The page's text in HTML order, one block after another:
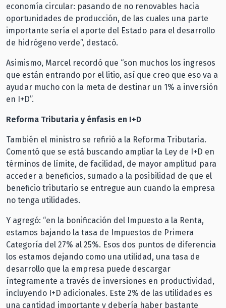
economía circular: pasando de no renovables hacia
oportunidades de producción, de las cuales una parte
importante sería el aporte del Estado para el desarrollo
de hidrógeno verde”, destacó.
Asimismo, Marcel recordó que “son muchos los ingresos
que están entrando por el litio, así que creo que eso va a
ayudar mucho con la meta de destinar un 1% a inversión
en I+D”.
Reforma Tributaria y énfasis en I+D
También el ministro se refirió a la Reforma Tributaria.
Comentó que se está buscando ampliar la Ley de I+D en
términos de límite, de facilidad, de mayor amplitud para
acceder a beneficios, sumado a la posibilidad de que el
beneficio tributario se entregue aun cuando la empresa
no tenga utilidades.
Y agregó: “en la bonificación del Impuesto a la Renta,
estamos bajando la tasa de Impuestos de Primera
Categoría del 27% al 25%. Esos dos puntos de diferencia
los estamos dejando como una utilidad, una tasa de
desarrollo que la empresa puede descargar
íntegramente a través de inversiones en productividad,
incluyendo I+D adicionales. Este 2% de las utilidades es
una cantidad importante y debería haber bastante